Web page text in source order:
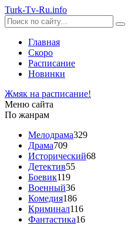
Turk-Tv-Ru.info
Главная
Скоро
Расписание
Новинки
Жмяк на расписание!
Меню сайта
По жанрам
Мелодрама329
Драма709
Исторический68
Детектив55
Боевик119
Военный36
Комедия186
Криминал116
Фантастика16